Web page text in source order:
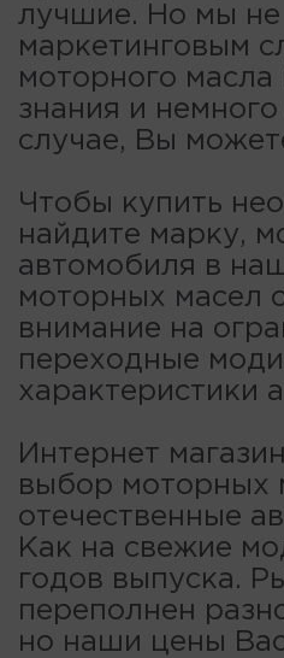
лучшие. Но мы не
маркетинговым
моторного
знания и
случае, Вы
Чтобы купить
найдите марку,
автомобиля в
моторных масел
внимание на
переходные
характеристики
Интернет
выбор моторных
отечественные
Как на свежие
годов выпуска.
переполнен
но наши цены